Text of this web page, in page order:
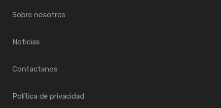
Sobre nosotros
Noticias
Contactanos
Política de privacidad